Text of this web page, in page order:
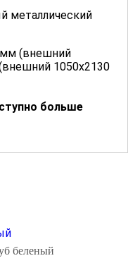
металлический
мм (внешний
1050х2130
больше
беленый